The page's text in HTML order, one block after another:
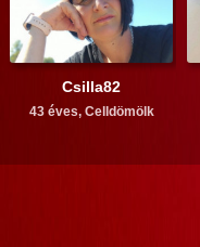
Csilla82
43 éves, Celldömölk